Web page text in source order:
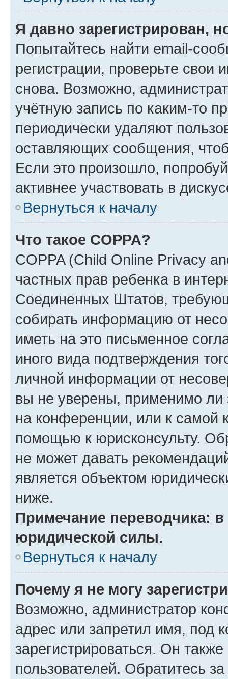
Я давно зарегистрирован,
Попытайтесь найти email-
регистрации, проверьте свои
снова. Возможно,
учётную запись по каким-то
периодически удаляют
оставляющих сообщения,
Если это произошло,
активнее участвовать в
Вернуться к началу
Что такое COPPA?
COPPA (Child Online Privacy
частных прав ребенка в
Соединенных Штатов,
собирать информацию от
иметь на это письменное
иного вида подтверждения
личной информации от
вы не уверены, применимо ли
на конференции, или к самой
помощью к юрисконсульту.
не может давать
является объектом
ниже.
Примечание переводчика:
юридической силы.
Вернуться к началу
Почему я не могу
Возможно, администратор
адрес или запретил имя, под
зарегистрироваться. Он
пользователей. Обратитесь